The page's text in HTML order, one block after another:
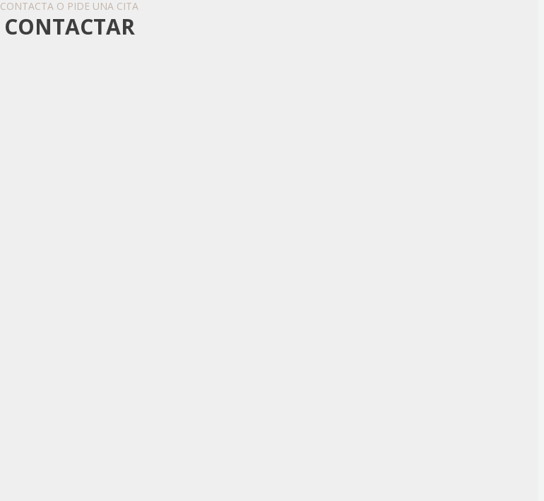
CONTACTA O PIDE UNA CITA
CONTACTAR